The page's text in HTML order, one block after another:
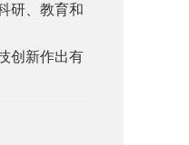
研、教育和
创新作出有